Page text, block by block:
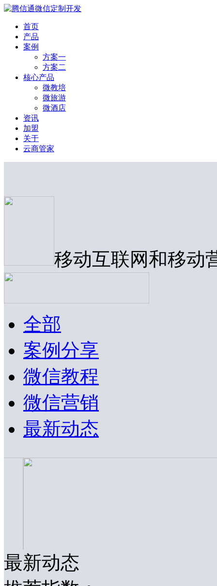
首页
产品
案例
方案一
方案二
核心产品
微教培
微旅游
微酒店
资讯
加盟
关于
云商管家
移动互联网和移动
全部
案例分享
微信教程
微信营销
最新动态
最新动态